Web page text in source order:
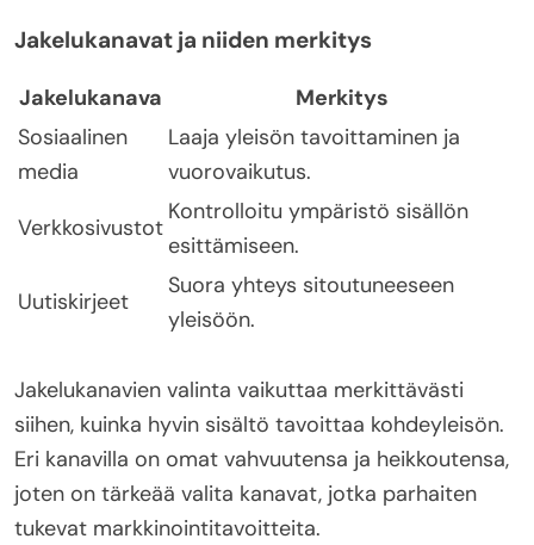
Jakelukanavat ja niiden merkitys
Jakelukanava
Merkitys
Sosiaalinen
media
Laaja yleisön tavoittaminen ja
vuorovaikutus.
Verkkosivustot
Kontrolloitu ympäristö sisällön
esittämiseen.
Uutiskirjeet
Suora yhteys sitoutuneeseen
yleisöön.
Jakelukanavien valinta vaikuttaa merkittävästi
siihen, kuinka hyvin sisältö tavoittaa kohdeyleisön.
Eri kanavilla on omat vahvuutensa ja heikkoutensa,
joten on tärkeää valita kanavat, jotka parhaiten
tukevat markkinointitavoitteita.